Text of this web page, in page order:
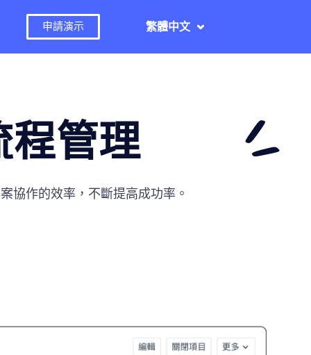
申請演示 繁體中文
程管理
協作的效率，不斷提高成功率。